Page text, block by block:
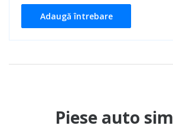
Adaugă întrebare
Piese auto